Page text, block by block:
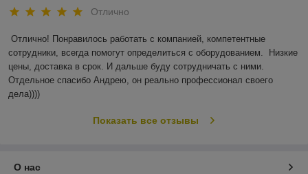
Отлично
Отлично! Понравилось работать с компанией, компетентные
сотрудники, всегда помогут определиться с оборудованием.  Низкие
цены, доставка в срок. И дальше буду сотрудничать с ними.
Отдельное спасибо Андрею, он реально профессионал своего
дела))))
Показать все отзывы
О нас